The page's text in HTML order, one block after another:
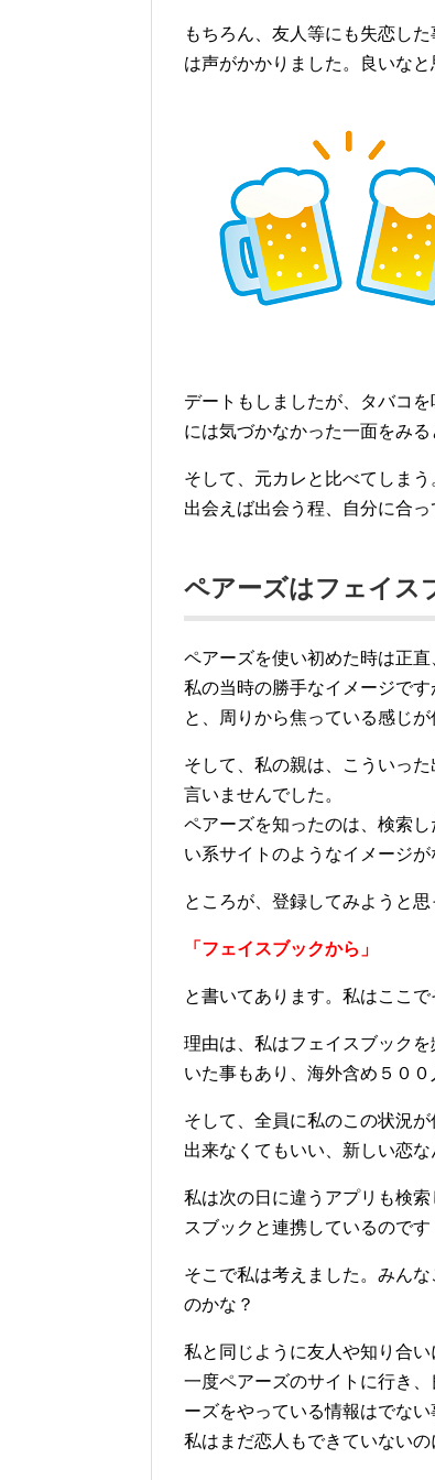
もちろん、友人等にも失恋し
は声がかかりました。良いな
デートもしましたが、タバコ
には気づかなかった一面をみ
そして、元カレと比べてしま
出会えば出会う程、自分に合
ペアーズはフェイス
ペアーズを使い初めた時は正直
私の当時の勝手なイメージで
と、周りから焦っている感じ
そして、私の親は、こういっ
言いませんでした。
ペアーズを知ったのは、検索
い系サイトのようなイメージ
ところが、登録してみようと思
「フェイスブックから」
と書いてあります。私はここ
理由は、私はフェイスブック
いた事もあり、海外含め５００
そして、全員に私のこの状況
出来なくてもいい、新しい恋
私は次の日に違うアプリも検
スブックと連携しているのです
そこで私は考えました。みん
のかな？
私と同じように友人や知り合
一度ペアーズのサイトに行き
ーズをやっている情報はでない
私はまだ恋人もできていない